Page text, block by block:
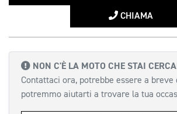
CHIAMA
NON C'È LA MOTO CHE STAI
Contattaci ora, potrebbe essere a breve
potremmo aiutarti a trovare la tua